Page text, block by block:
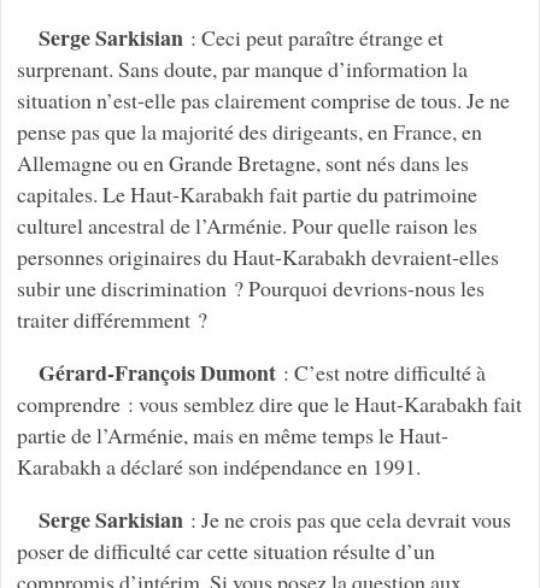
Serge Sarkisian : Ceci peut paraître étrange et
surprenant. Sans doute, par manque d’information la
situation n’est-elle pas clairement comprise de tous. Je ne
pense pas que la majorité des dirigeants, en France, en
Allemagne ou en Grande Bretagne, sont nés dans les
capitales. Le Haut-Karabakh fait partie du patrimoine
culturel ancestral de l’Arménie. Pour quelle raison les
personnes originaires du Haut-Karabakh devraient-elles
subir une discrimination ? Pourquoi devrions-nous les
traiter différemment ?
Gérard-François Dumont: C’est notre difficulté à
comprendre : vous semblez dire que le Haut-Karabakh fait
partie de l’Arménie, mais en même temps le Haut-
Karabakh a déclaré son indépendance en 1991.
Serge Sarkisian : Je ne crois pas que cela devrait vous
poser de difficulté car cette situation résulte d’un
compromis d’intérim. Si vous posez la question aux